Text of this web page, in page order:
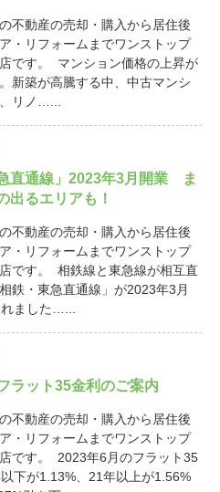
不動産の売却・購入から居住後
・リフォームまでワンストップ
です。 マンション価格の上昇が
新築が高騰する中、中古マンシ
リノ…...
直通線」2023年3月開業 ま
出るエリアも！
不動産の売却・購入から居住後
・リフォームまでワンストップ
です。 相鉄線と東急線が相互直
鉄・東急直通線」が2023年3月
ました…...
ラット35金利のご案内
不動産の売却・購入から居住後
・リフォームまでワンストップ
です。 2023年6月のフラット35
下が1.13%、21年以上が1.56%